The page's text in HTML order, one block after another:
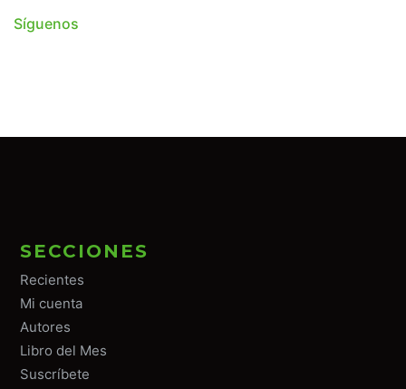
Síguenos
SECCIONES
Recientes
Mi cuenta
Autores
Libro del Mes
Suscríbete